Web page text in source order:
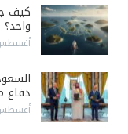
كيف
واحد؟
أغسطس 8,
أغسطس 7,